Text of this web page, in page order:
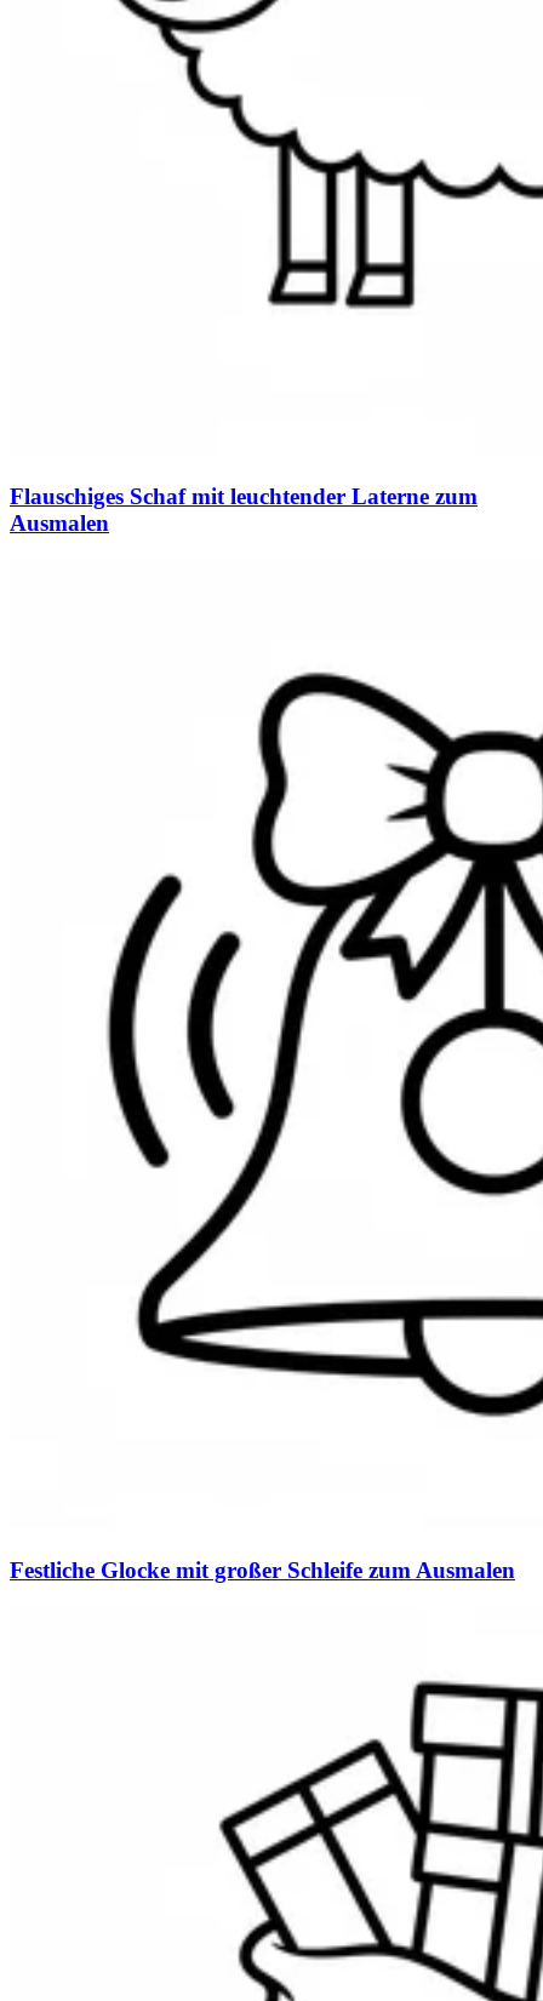
Flauschiges Schaf mit leuchtender Laterne zum
Ausmalen
Festliche Glocke mit großer Schleife zum Ausmalen